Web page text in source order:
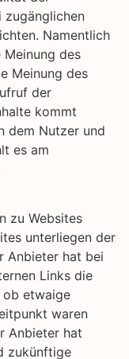
zugänglichen
Namentlich
des
Meinung des
der
kommt
dem Nutzer und
es am
zu Websites
unterliegen der
Anbieter hat bei
Links die
ob etwaige
waren
Anbieter hat
zukünftige